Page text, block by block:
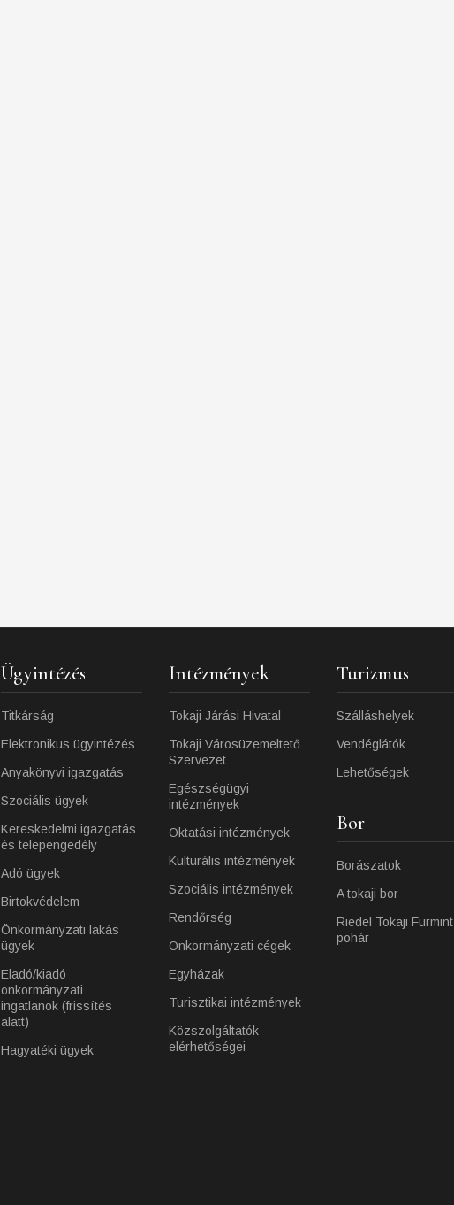
Ügyintézés
Titkárság
Elektronikus ügyintézés
Anyakönyvi igazgatás
Szociális ügyek
Kereskedelmi igazgatás
és telepengedély
Adó ügyek
Birtokvédelem
Önkormányzati lakás
ügyek
Eladó/kiadó
önkormányzati
ingatlanok (frissítés
alatt)
Hagyatéki ügyek
Intézmények
Tokaji Járási Hivatal
Tokaji Városüzemeltető
Szervezet
Egészségügyi
intézmények
Oktatási intézmények
Kulturális intézmények
Szociális intézmények
Rendőrség
Önkormányzati cégek
Egyházak
Turisztikai intézmények
Közszolgáltatók
elérhetőségei
Turizmus
Szálláshelyek
Vendéglátók
Lehetőségek
Bor
Borászatok
A tokaji bor
Riedel Tokaji Furmint
pohár